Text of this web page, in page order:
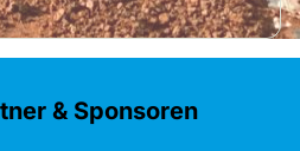
& Sponsoren